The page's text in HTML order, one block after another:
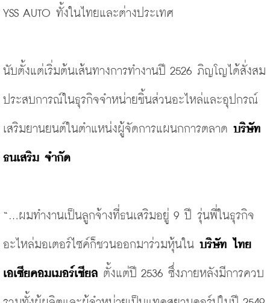
YSS AUTO ทั้งในไทยและต่างประเทศ
นับตั้งแต่เริ่มต้นเส้นทางการทำงานปี 2526 ภิญโญได้สั่งสม
ประสบการณ์ในธุรกิจจำหน่ายชิ้นส่วนอะไหล่และอุปกรณ์
เสริมยานยนต์ในตำแหน่งผู้จัดการแผนกการตลาด บริษัท
ธนเสริม จำกัด
“...ผมทำงานเป็นลูกจ้างที่ธนเสริมอยู่ 9 ปี รุ่นพี่ในธุรกิจ
อะไหล่มอเตอร์ไซค์ก็ชวนออกมาร่วมหุ้นใน บริษัท ไทย
เอเซียคอมเมอร์เชียล ตั้งแต่ปี 2536 ซึ่งภายหลังมีการควบ